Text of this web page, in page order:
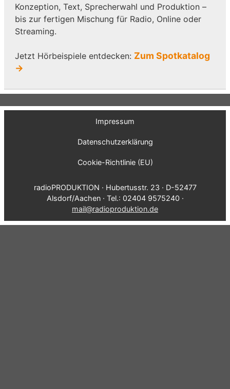
Konzeption, Text, Sprecherwahl und Produktion –
bis zur fertigen Mischung für Radio, Online oder
Streaming.
Jetzt Hörbeispiele entdecken: Zum Spotkatalog
→
Impressum
Datenschutzerklärung
Cookie-Richtlinie (EU)
radioPRODUKTION · Hubertusstr. 23 · D-52477
Alsdorf/Aachen · Tel.: 02404 9575240 ·
mail@radioproduktion.de